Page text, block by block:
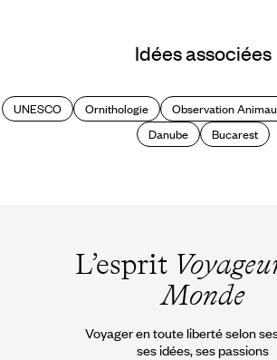
Idées associées
UNESCO Ornithologie Observation
Danube
Bucarest
L’esprit
Monde
Voyager en toute liberté selon
ses idées, ses passions